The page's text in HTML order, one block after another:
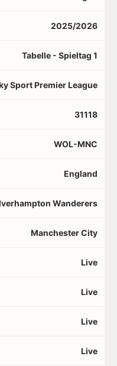
2025/2026
Tabelle - Spieltag 1
Sport Premier League
31118
WOL-MNC
England
Wanderers
Manchester City
Live
Live
Live
Live